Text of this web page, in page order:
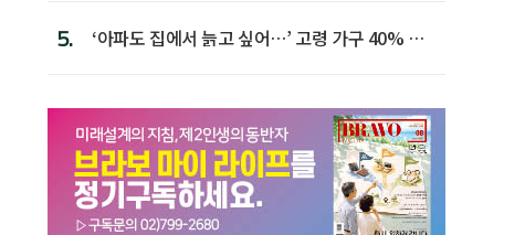
5.
‘아파도 집에서 늙고 싶어…’ 고령 가구 40% 노